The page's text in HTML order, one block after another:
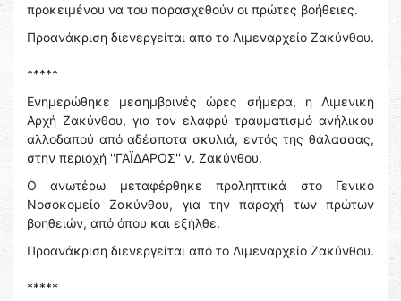
προκειμένου να του παρασχεθούν οι πρώτες βοήθειες.
Προανάκριση διενεργείται από το Λιμεναρχείο Ζακύνθου.
*****
Ενημερώθηκε μεσημβρινές ώρες σήμερα, η Λιμενική
Αρχή Ζακύνθου, για τον ελαφρύ τραυματισμό ανήλικου
αλλοδαπού από αδέσποτα σκυλιά, εντός της θάλασσας,
στην περιοχή ''ΓΑΪΔΑΡΟΣ'' ν. Ζακύνθου.
Ο ανωτέρω μεταφέρθηκε προληπτικά στο Γενικό
Νοσοκομείο Ζακύνθου, για την παροχή των πρώτων
βοηθειών, από όπου και εξήλθε.
Προανάκριση διενεργείται από το Λιμεναρχείο Ζακύνθου.
*****